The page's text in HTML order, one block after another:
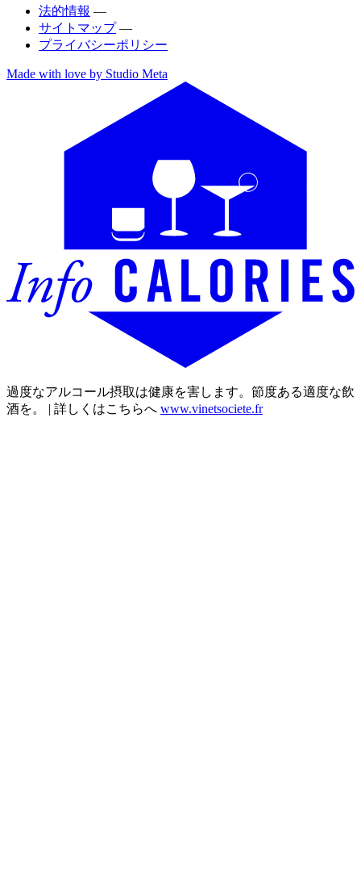
法的情報 —
サイトマップ —
プライバシーポリシー
Made with love by Studio Meta
過度なアルコール摂取は健康を害します。節度ある適度な飲
酒を。 | 詳しくはこちらへ www.vinetsociete.fr